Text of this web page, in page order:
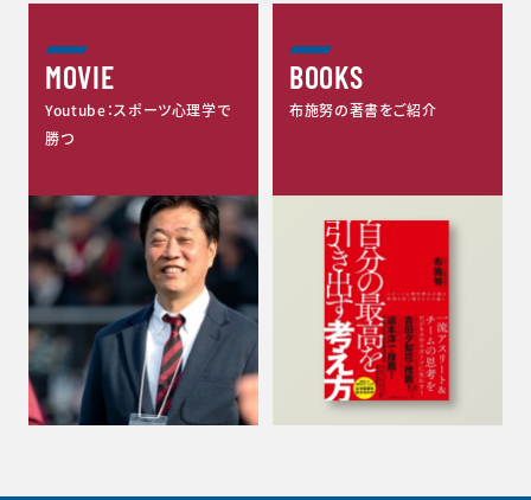
MOVIE
Youtube：スポーツ心理学で
勝つ
BOOKS
布施努の著書をご紹介